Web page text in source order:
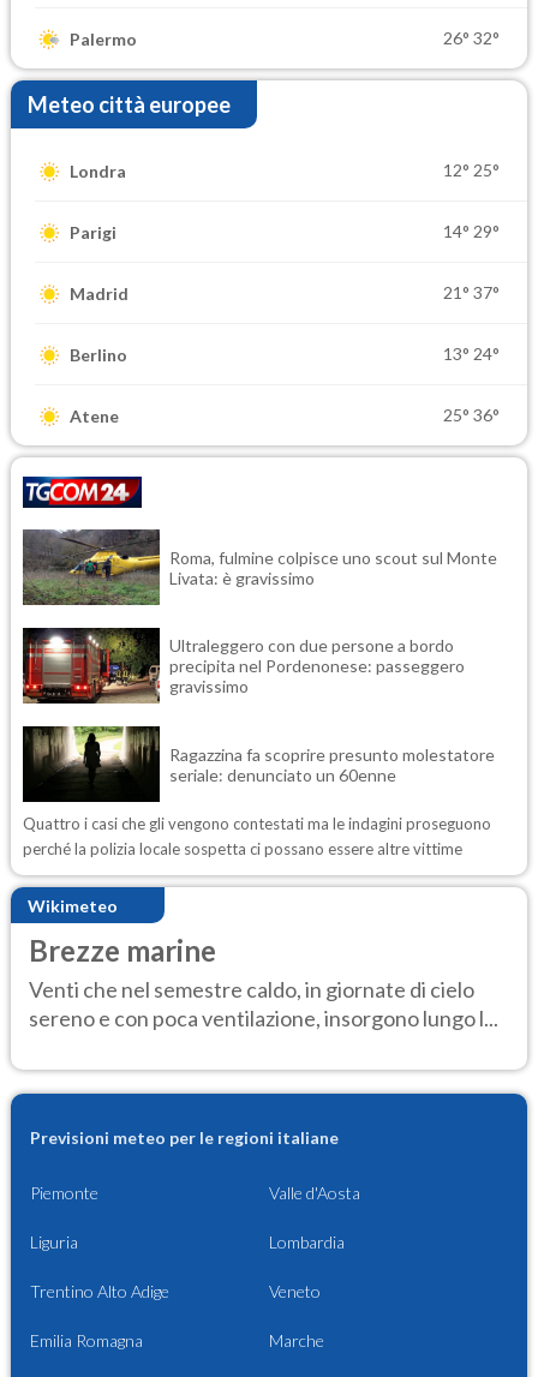
Palermo 26° 32°
Meteo città europee
Londra 12° 25°
Parigi 14° 29°
Madrid 21° 37°
Berlino 13° 24°
Atene 25° 36°
Roma, fulmine colpisce uno scout sul Monte
Livata: è gravissimo
Ultraleggero con due persone a bordo
precipita nel Pordenonese: passeggero
gravissimo
Ragazzina fa scoprire presunto molestatore
seriale: denunciato un 60enne
Quattro i casi che gli vengono contestati ma le indagini proseguono
perché la polizia locale sospetta ci possano essere altre vittime
Wikimeteo
Brezze marine
Venti che nel semestre caldo, in giornate di cielo
sereno e con poca ventilazione, insorgono lungo l...
Previsioni meteo per le regioni italiane
Piemonte Valle d'Aosta
Liguria Lombardia
Trentino Alto Adige Veneto
Emilia Romagna Marche